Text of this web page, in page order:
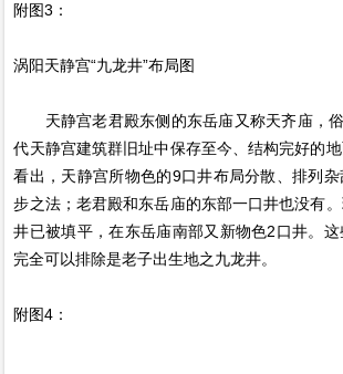
附图3：
涡阳天静宫“九龙井”布局图
天静宫老君殿东侧的东岳庙又称天齐庙，俗
代天静宫建筑群旧址中保存至今、结构完好的
看出，天静宫所物色的9口井布局分散、排列
步之法；老君殿和东岳庙的东部一口井也没有
井已被填平，在东岳庙南部又新物色2口井。这
完全可以排除是老子出生地之九龙井。
附图4：